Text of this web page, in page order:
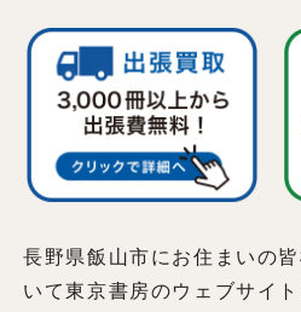
長野県飯山市にお住まいの
いて東京書房のウェブサイ